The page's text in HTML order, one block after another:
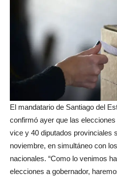
El mandatario de Santiago del
confirmó ayer que las
vice y 40 diputados provinciales
noviembre, en simultáneo con
nacionales. “Como lo venimos
elecciones a gobernador,